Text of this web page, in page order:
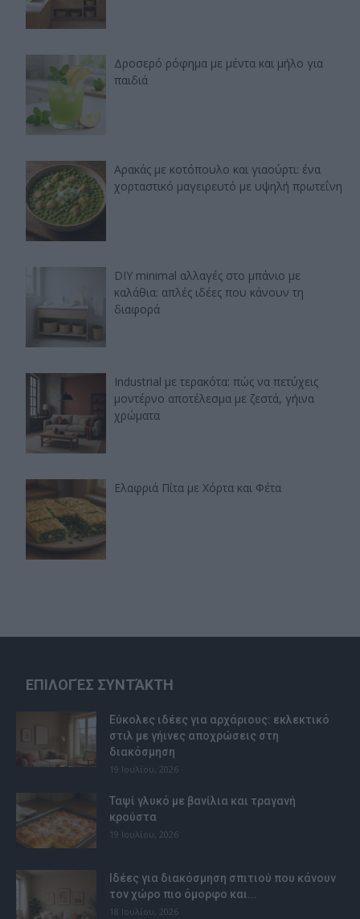
Δροσερό ρόφημα με μέντα και μήλο για
παιδιά
Αρακάς με κοτόπουλο και γιαούρτι: ένα
χορταστικό μαγειρευτό με υψηλή πρωτεΐνη
DIY minimal αλλαγές στο μπάνιο με
καλάθια: απλές ιδέες που κάνουν τη
διαφορά
Industrial με τερακότα: πώς να πετύχεις
μοντέρνο αποτέλεσμα με ζεστά, γήινα
χρώματα
Ελαφριά Πίτα με Χόρτα και Φέτα
ΕΠΙΛΟΓΈΣ ΣΥΝΤΆΚΤΗ
Εύκολες ιδέες για αρχάριους: εκλεκτικό
στιλ με γήινες αποχρώσεις στη
διακόσμηση
19 Ιουλίου, 2026
Ταψί γλυκό με βανίλια και τραγανή
κρούστα
19 Ιουλίου, 2026
Ιδέες για διακόσμηση σπιτιού που κάνουν
τον χώρο πιο όμορφο και...
18 Ιουλίου, 2026